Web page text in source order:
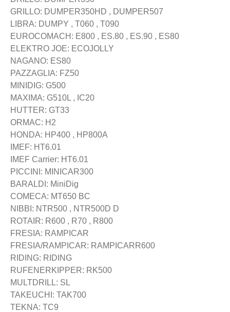
GRILLO: DUMPER350HD , DUMPER507
LIBRA: DUMPY , T060 , T090
EUROCOMACH: E800 , ES.80 , ES.90 , ES80
ELEKTRO JOE: ECOJOLLY
NAGANO: ES80
PAZZAGLIA: FZ50
MINIDIG: G500
MAXIMA: G510L , IC20
HUTTER: GT33
ORMAC: H2
HONDA: HP400 , HP800A
IMEF: HT6.01
IMEF Carrier: HT6.01
PICCINI: MINICAR300
BARALDI: MiniDig
COMECA: MT650 BC
NIBBI: NTR500 , NTR500D D
ROTAIR: R600 , R70 , R800
FRESIA: RAMPICAR
FRESIA/RAMPICAR: RAMPICARR600
RIDING: RIDING
RUFENERKIPPER: RK500
MULTDRILL: SL
TAKEUCHI: TAK700
TEKNA: TC9